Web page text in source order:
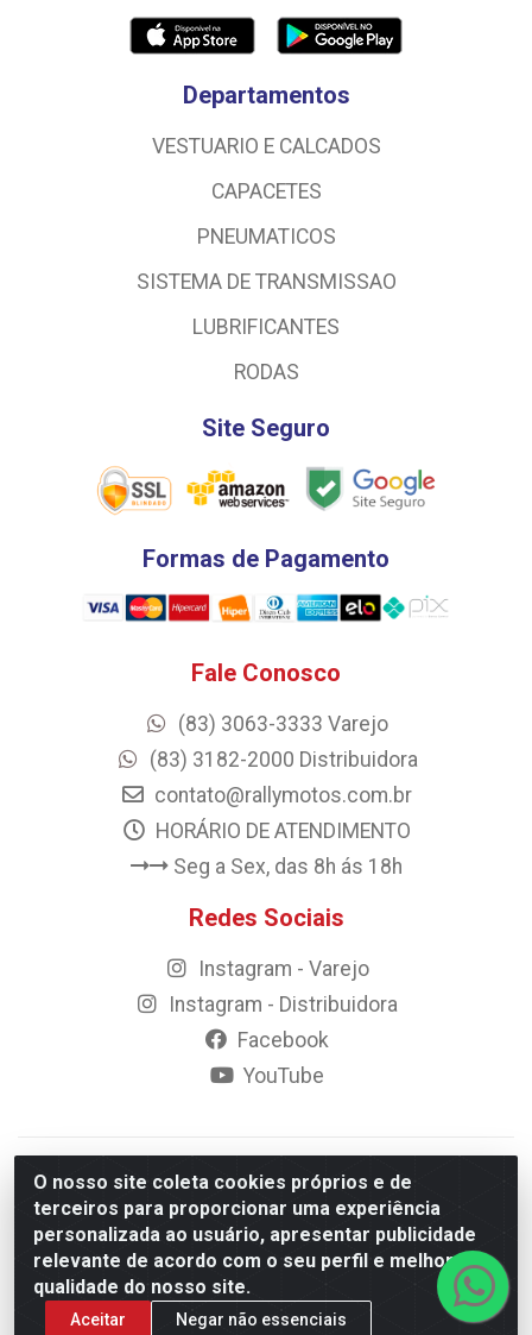
O nosso site coleta cookies próprios e de
terceiros para proporcionar uma experiência
personalizada ao usuário, apresentar publicidade
relevante de acordo com o seu perfil e melhorar a
qualidade do nosso site.
Aceitar Negar não essenciais
Departamentos
VESTUARIO E CALCADOS
CAPACETES
PNEUMATICOS
SISTEMA DE TRANSMISSAO
LUBRIFICANTES
RODAS
Site Seguro
Formas de Pagamento
Fale Conosco
(83) 3063-3333 Varejo
(83) 3182-2000 Distribuidora
contato@rallymotos.com.br
HORÁRIO DE ATENDIMENTO
Seg a Sex, das 8h ás 18h
Redes Sociais
Instagram - Varejo
Instagram - Distribuidora
Facebook
YouTube
© 2023 Rally Motos - todos os direitos reservados.
Razão Social: Rally motos distribuidora, importadora e
transportadora de peças LTDA - CNPJ 09.262.859/0001-43 -
Rua Vigário Calixto 2900 - Catolé, Campina Grande/PB